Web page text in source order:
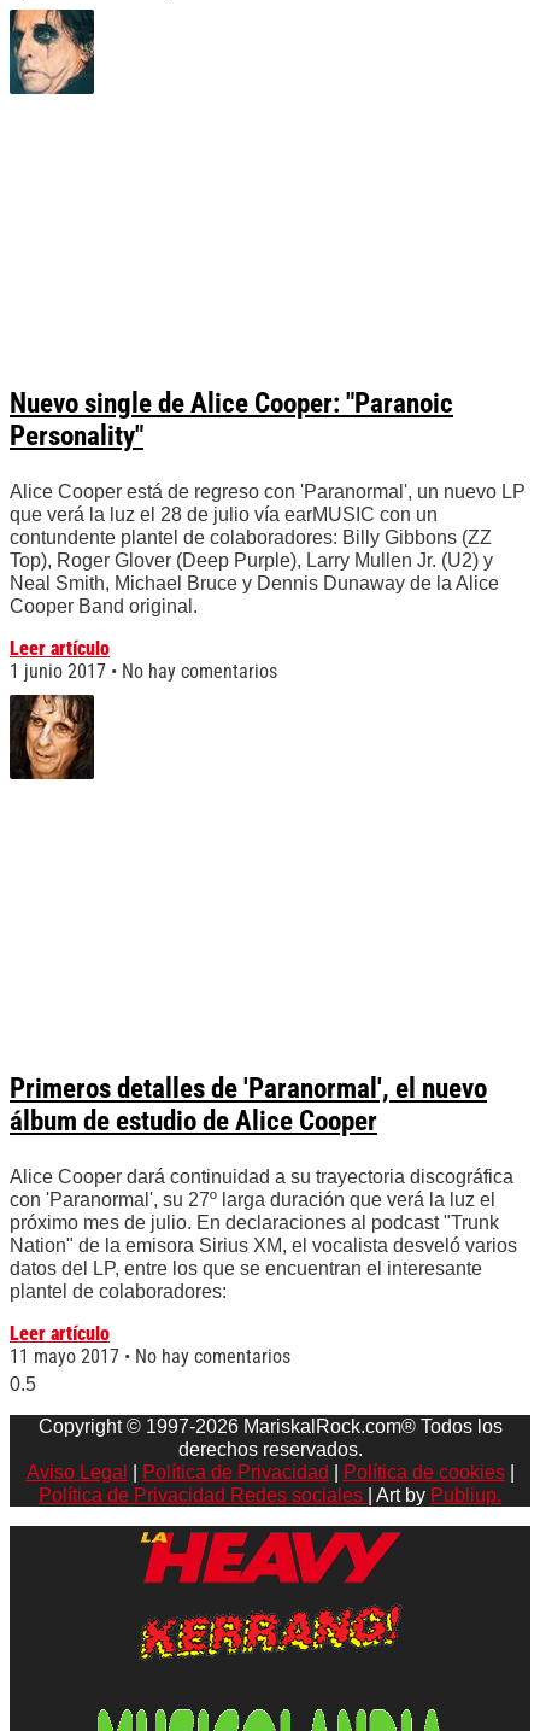
Nuevo single de Alice Cooper: "Paranoic
Personality"
Alice Cooper está de regreso con 'Paranormal', un nuevo LP
que verá la luz el 28 de julio vía earMUSIC con un
contundente plantel de colaboradores: Billy Gibbons (ZZ
Top), Roger Glover (Deep Purple), Larry Mullen Jr. (U2) y
Neal Smith, Michael Bruce y Dennis Dunaway de la Alice
Cooper Band original.
Leer artículo
1 junio 2017
No hay comentarios
Primeros detalles de 'Paranormal', el nuevo
álbum de estudio de Alice Cooper
Alice Cooper dará continuidad a su trayectoria discográfica
con 'Paranormal', su 27º larga duración que verá la luz el
próximo mes de julio. En declaraciones al podcast "Trunk
Nation" de la emisora Sirius XM, el vocalista desveló varios
datos del LP, entre los que se encuentran el interesante
plantel de colaboradores:
Leer artículo
11 mayo 2017
No hay comentarios
Copyright © 1997-2026 MariskalRock.com® Todos los
derechos reservados.
Aviso Legal
Política de Privacidad Política de cookies|
Política de Privacidad Redes sociales
| Art by Publiup.